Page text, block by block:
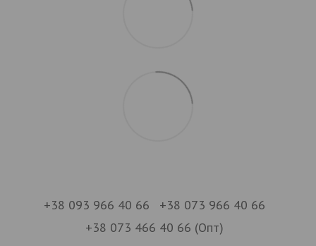
+38 093 966 40 66
+38 073 966 40 66
+38 073 466 40 66 (Опт)